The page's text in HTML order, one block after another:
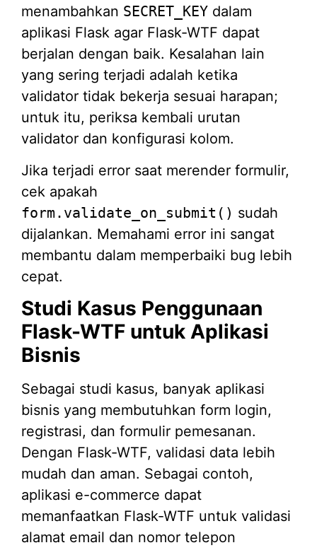
menambahkan SECRET_KEY dalam
aplikasi Flask agar Flask-WTF dapat
berjalan dengan baik. Kesalahan lain
yang sering terjadi adalah ketika
validator tidak bekerja sesuai harapan;
untuk itu, periksa kembali urutan
validator dan konfigurasi kolom.
Jika terjadi error saat merender formulir,
cek apakah
form.validate_on_submit() sudah
dijalankan. Memahami error ini sangat
membantu dalam memperbaiki bug lebih
cepat.
Studi Kasus Penggunaan
Flask-WTF untuk Aplikasi
Bisnis
Sebagai studi kasus, banyak aplikasi
bisnis yang membutuhkan form login,
registrasi, dan formulir pemesanan.
Dengan Flask-WTF, validasi data lebih
mudah dan aman. Sebagai contoh,
aplikasi e-commerce dapat
memanfaatkan Flask-WTF untuk validasi
alamat email dan nomor telepon